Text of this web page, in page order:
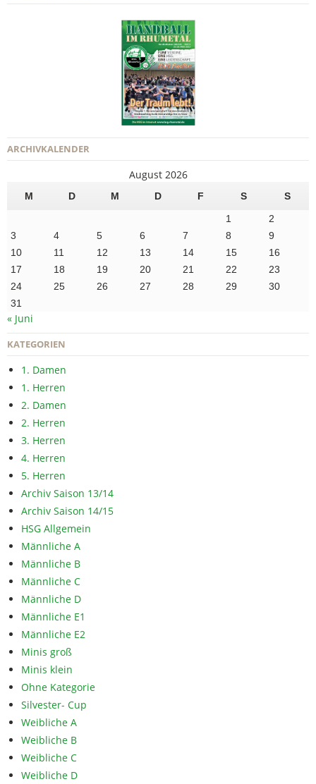
ARCHIVKALENDER
August 2026
M D M D F S
S
1
2
3
4 5 6 7 8
9
10
11 12 13 14 15
16
17
18 19 20 21 22
23
24
25 26 27 28 29
30
31
« Juni
KATEGORIEN
1. Damen
1. Herren
2. Damen
2. Herren
3. Herren
4. Herren
5. Herren
Archiv Saison 13/14
Archiv Saison 14/15
HSG Allgemein
Männliche A
Männliche B
Männliche C
Männliche D
Männliche E1
Männliche E2
Minis groß
Minis klein
Ohne Kategorie
Silvester- Cup
Weibliche A
Weibliche B
Weibliche C
Weibliche D